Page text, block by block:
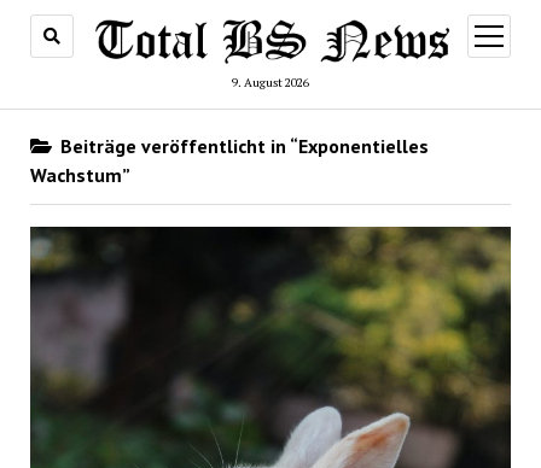
9. August 2026
Menü
öffnen
Beiträge veröffentlicht in “Exponentielles
Wachstum”